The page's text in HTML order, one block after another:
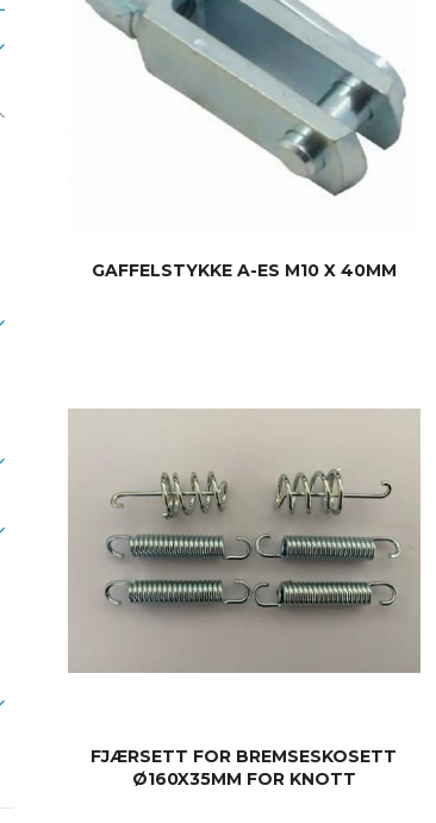
GAFFELSTYKKE A-ES M10 X 40MM
FJÆRSETT FOR BREMSESKOSETT
Ø160X35MM FOR KNOTT